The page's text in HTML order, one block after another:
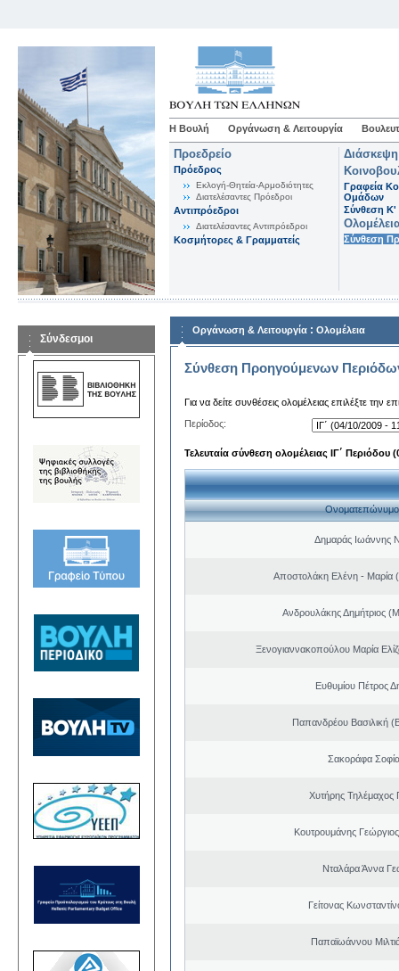
Η Βουλή Οργάνωση & Λειτουργία
Προεδρείο
Πρόεδρος
Εκλογή-Θητεία-Αρμοδιότητες
Διατελέσαντες Πρόεδροι
Αντιπρόεδροι
Διατελέσαντες Αντιπρόεδροι
Κοσμήτορες & Γραμματείς
Γραφεία
Ομάδων
Σύνθεση K'
Σύνθεση
Σύνδεσμοι
Οργάνωση & Λειτουργία : Ολομέλεια
Σύνθεση Προηγούμενων
Για να δείτε συνθέσεις ολομέλειας επιλέξτε την
Περίοδος:
Τελευταία σύνθεση ολομέλειας ΙΓ΄ Περιόδου
Ονοματεπώνυμο
Δημαράς Ιωάννης
Αποστολάκη Ελένη - Μαρία
Ανδρουλάκης Δημήτριος
Ξενογιαννακοπούλου Μαρία
Ευθυμίου Πέτρος
Παπανδρέου Βασιλική
Σακοράφα
Χυτήρης Τηλέμαχος
Κουτρουμάνης
Νταλάρα Άννα
Γείτονας
Παπαϊωάννου